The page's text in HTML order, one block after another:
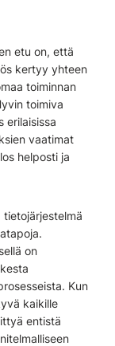
etu on, että
kertyy yhteen
toiminnan
toimiva
erilaisissa
vaatimat
helposti ja
on
Kun
kaikille
entistä